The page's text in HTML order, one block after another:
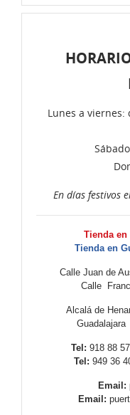
Lunes a viernes:
En días festivos
Tienda en
Calle
Calle
Alcalá
Tel: 918
Tel: 949
Email:
Email: